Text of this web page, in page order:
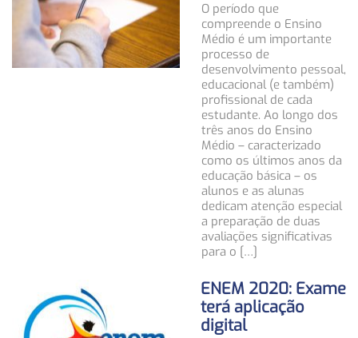
O período que
compreende o Ensino
Médio é um importante
processo de
desenvolvimento pessoal,
educacional (e também)
profissional de cada
estudante. Ao longo dos
três anos do Ensino
Médio – caracterizado
como os últimos anos da
educação básica – os
alunos e as alunas
dedicam atenção especial
a preparação de duas
avaliações significativas
para o […]
ENEM 2020: Exame
terá aplicação
digital